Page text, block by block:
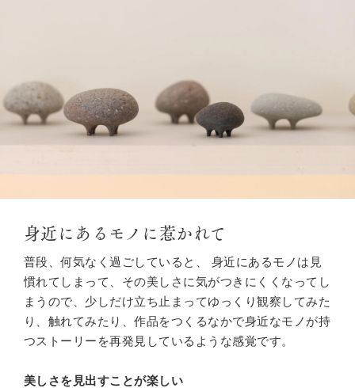
身近にあるモノに惹かれて
普段、何気なく過ごしていると、 身近にあるモノは見
慣れてしまって、その美しさに気がつきにくくなってし
まうので、少しだけ立ち止まってゆっくり観察してみた
り、触れてみたり、作品をつくるなかで身近なモノが持
つストーリーを再発見しているような感覚です。
美しさを見出すことが楽しい